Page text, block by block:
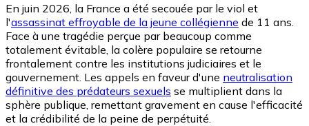
En juin 2026, la France a été secouée par le viol et
l'assassinat effroyable de la jeune collégienne de 11 ans.
Face à une tragédie perçue par beaucoup comme
totalement évitable, la colère populaire se retourne
frontalement contre les institutions judiciaires et le
gouvernement. Les appels en faveur d'une neutralisation
définitive des prédateurs sexuels se multiplient dans la
sphère publique, remettant gravement en cause l'efficacité
et la crédibilité de la peine de perpétuité.